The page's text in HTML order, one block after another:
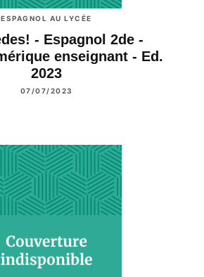
ESPAGNOL AU LYCÉE
- Espagnol 2de -
enseignant - Ed.
2023
07/07/2023